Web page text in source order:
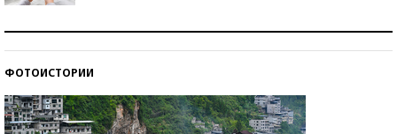
ФОТОИСТОРИИ